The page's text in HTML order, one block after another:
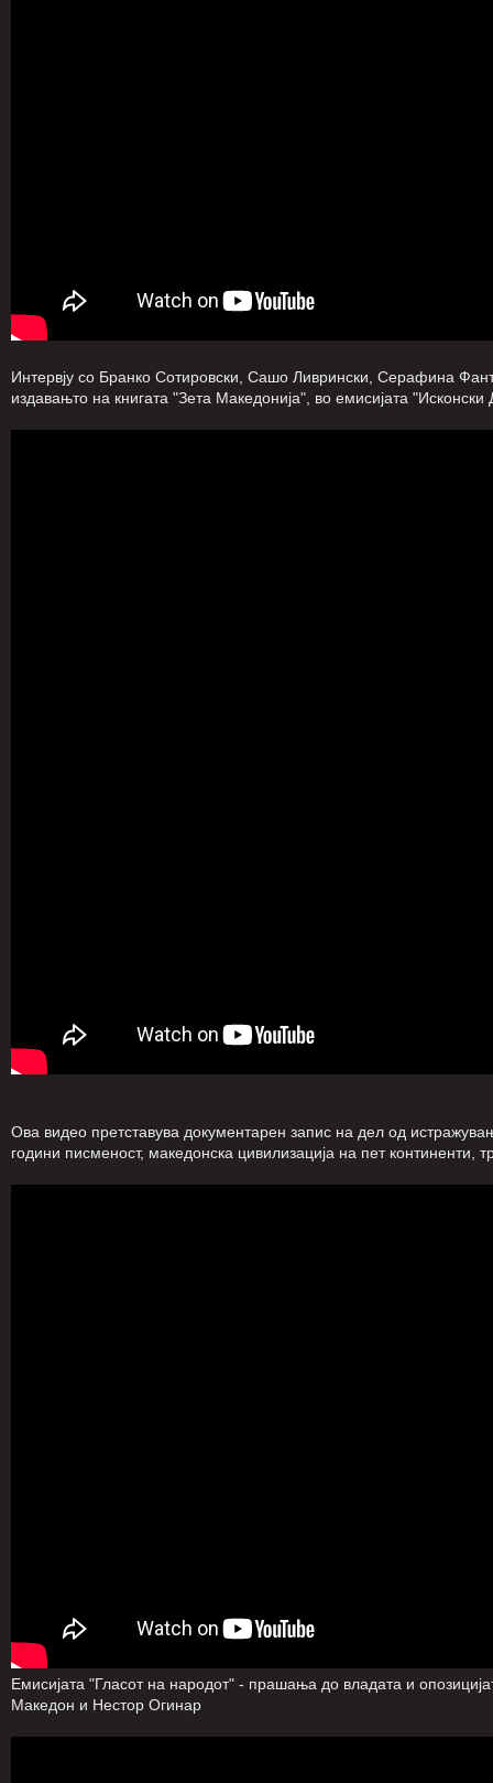
Интервју со Бранко Сотировски, Сашо Ливрински, Серафина
издавањто на книгата "Зета Македонија", во емисијата
Ова видео претставува документарен запис на дел од
години писменост, македонска цивилизација на пет континенти,
Емисијата "Гласот на народот" - прашања до владата и
Македон и Нестор Огинар